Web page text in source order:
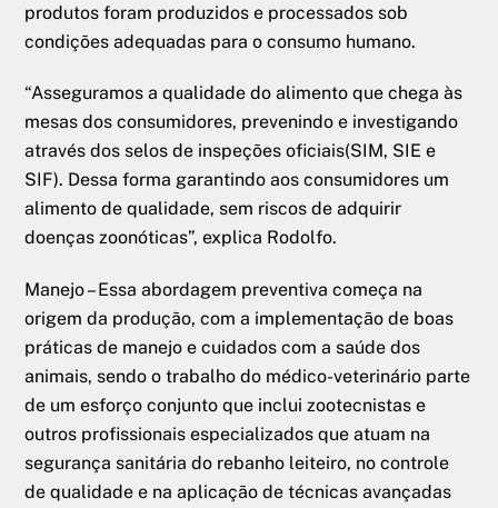
produtos foram produzidos e processados sob
condições adequadas para o consumo humano.
“Asseguramos a qualidade do alimento que chega às
mesas dos consumidores, prevenindo e investigando
através dos selos de inspeções oficiais(SIM, SIE e
SIF). Dessa forma garantindo aos consumidores um
alimento de qualidade, sem riscos de adquirir
doenças zoonóticas”, explica Rodolfo.
Manejo – Essa abordagem preventiva começa na
origem da produção, com a implementação de boas
práticas de manejo e cuidados com a saúde dos
animais, sendo o trabalho do médico-veterinário parte
de um esforço conjunto que inclui zootecnistas e
outros profissionais especializados que atuam na
segurança sanitária do rebanho leiteiro, no controle
de qualidade e na aplicação de técnicas avançadas